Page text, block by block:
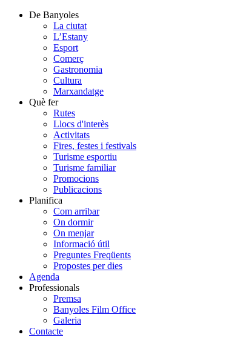
De Banyoles
La ciutat
L’Estany
Esport
Comerç
Gastronomia
Cultura
Marxandatge
Què fer
Rutes
Llocs d'interès
Activitats
Fires, festes i festivals
Turisme esportiu
Turisme familiar
Promocions
Publicacions
Planifica
Com arribar
On dormir
On menjar
Informació útil
Preguntes Freqüents
Propostes per dies
Agenda
Professionals
Premsa
Banyoles Film Office
Galeria
Contacte